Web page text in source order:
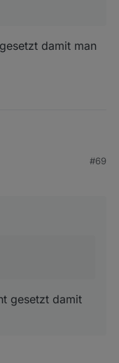
damit man
#69
gesetzt damit